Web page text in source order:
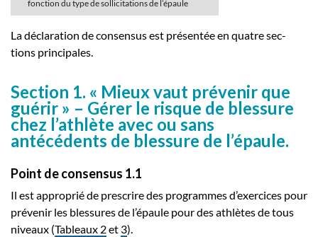
fonction du type de sollicitations de l’épaule
La déclaration de consensus est présentée en quatre sec-
tions principales.
Section 1. « Mieux vaut prévenir que
guérir » – Gérer le risque de blessure
chez l’athlète avec ou sans
antécédents de blessure de l’épaule.
Point de consensus 1.1
Il est approprié de prescrire des programmes d’exercices pour
prévenir les blessures de l’épaule pour des athlètes de tous
niveaux (Tableaux 2et 3).